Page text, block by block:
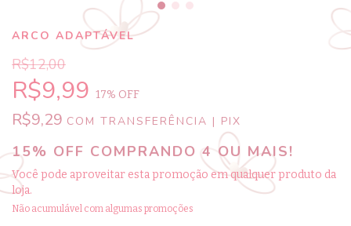
ARCO ADAPTÁVEL
R$12,00
R$9,99 17% OFF
R$9,29 COM TRANSFERÊNCIA | PIX
15% OFF COMPRANDO 4 OU MAIS!
Você pode aproveitar esta promoção em qualquer produto da
loja.
Não acumulável com algumas promoções